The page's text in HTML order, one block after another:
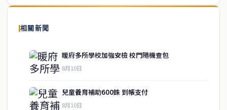
相關新聞
暖府多所學校加強安檢 校門隨機查包
8月10日
兒童養育補助600銖 到帳支付
8月10日
泰國中文新聞（TCN）是一家總部設於曼谷的中文新聞媒體，致力於
供即時、客觀、多元的中文新聞內容。